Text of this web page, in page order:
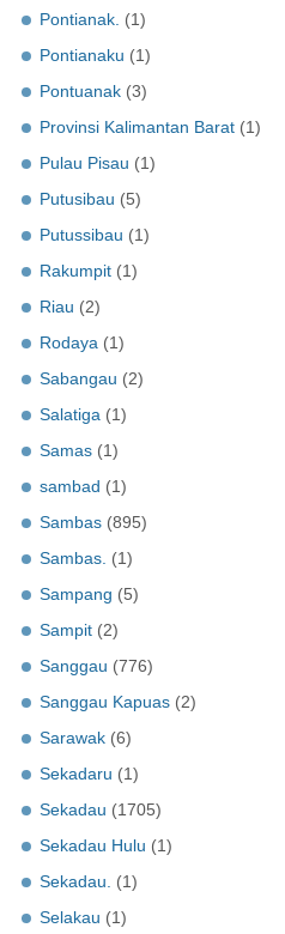
Pontianak. (1)
Pontianaku (1)
Pontuanak (3)
Provinsi Kalimantan Barat (1)
Pulau Pisau (1)
Putusibau (5)
Putussibau (1)
Rakumpit (1)
Riau (2)
Rodaya (1)
Sabangau (2)
Salatiga (1)
Samas (1)
sambad (1)
Sambas (895)
Sambas. (1)
Sampang (5)
Sampit (2)
Sanggau (776)
Sanggau Kapuas (2)
Sarawak (6)
Sekadaru (1)
Sekadau (1705)
Sekadau Hulu (1)
Sekadau.
(1)
Selakau (1)